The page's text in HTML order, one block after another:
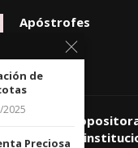
Apóstrofes
09/08/2026
Comisión
prioriza
de
2025
Preciosa